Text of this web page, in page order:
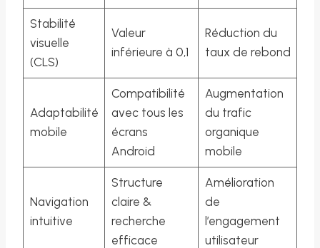
Stabilité
visuelle
(CLS)
Valeur
inférieure à 0,1
Réduction du
taux de rebond
Adaptabilité
mobile
Compatibilité
avec tous les
écrans
Android
Augmentation
du trafic
organique
mobile
Navigation
intuitive
Structure
claire &
recherche
efficace
Amélioration
de
l’engagement
utilisateur